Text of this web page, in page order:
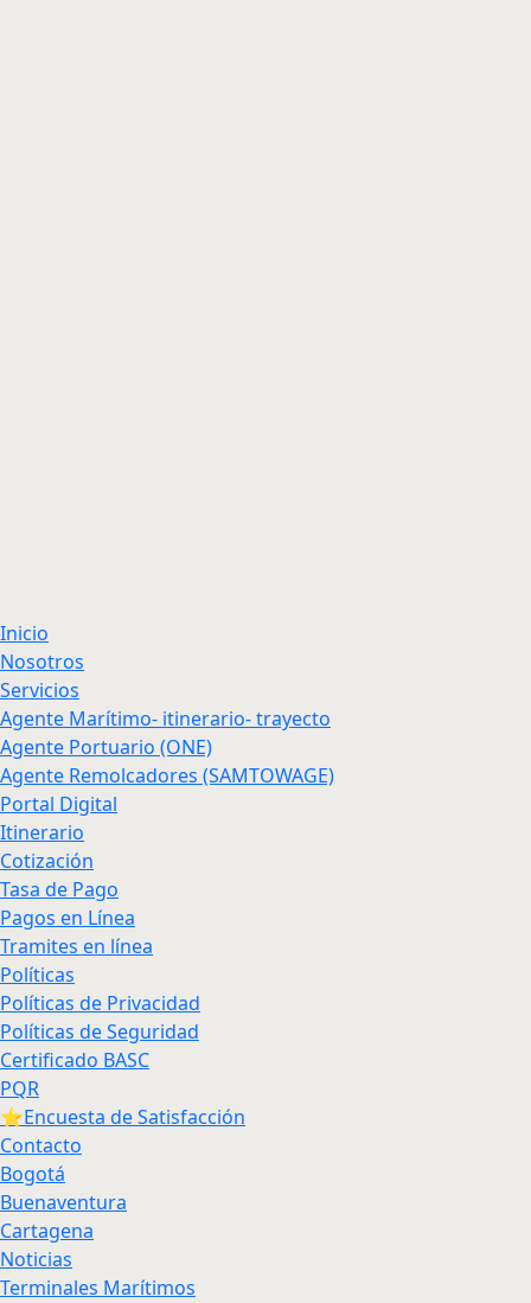
Inicio
Nosotros
Servicios
Agente Marítimo- itinerario- trayecto
Agente Portuario (ONE)
Agente Remolcadores (SAMTOWAGE)
Portal Digital
Itinerario
Cotización
Tasa de Pago
Pagos en Línea
Tramites en línea
Políticas
Políticas de Privacidad
Políticas de Seguridad
Certificado BASC
PQR
⭐Encuesta de Satisfacción
Contacto
Bogotá
Buenaventura
Cartagena
Noticias
Terminales Marítimos